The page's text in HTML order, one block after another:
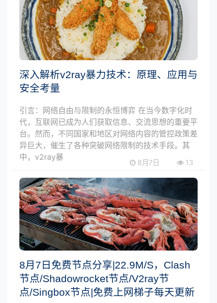
深入解析v2ray暴力技术：原理、应用与
安全考量
引言：网络自由与限制的永恒博弈 在当今数字化时
代，互联网已成为人们获取信息、交流思想的重要平
台。然而，不同国家和地区对网络内容的管控政策差
异巨大，催生了各种突破网络限制的技术手段。其
中，v2ray暴
8月7日 13
8月7日免费节点分享|22.9M/S，Clash
节点/Shadowrocket节点/V2ray节
点/Singbox节点|免费上网梯子每天更新